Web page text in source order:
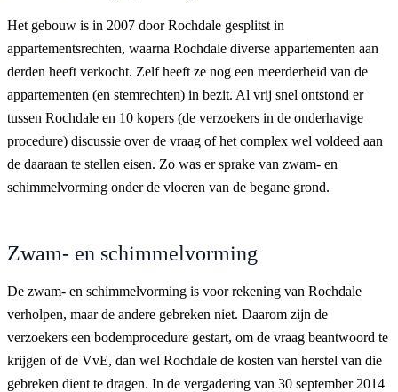
Het gebouw is in 2007 door Rochdale gesplitst in
appartementsrechten, waarna Rochdale diverse appartementen aan
derden heeft verkocht. Zelf heeft ze nog een meerderheid van de
appartementen (en stemrechten) in bezit. Al vrij snel ontstond er
tussen Rochdale en 10 kopers (de verzoekers in de onderhavige
procedure) discussie over de vraag of het complex wel voldeed aan
de daaraan te stellen eisen. Zo was er sprake van zwam- en
schimmelvorming onder de vloeren van de begane grond.
Zwam- en schimmelvorming
De zwam- en schimmelvorming is voor rekening van Rochdale
verholpen, maar de andere gebreken niet. Daarom zijn de
verzoekers een bodemprocedure gestart, om de vraag beantwoord te
krijgen of de VvE, dan wel Rochdale de kosten van herstel van die
gebreken dient te dragen. In de vergadering van 30 september 2014